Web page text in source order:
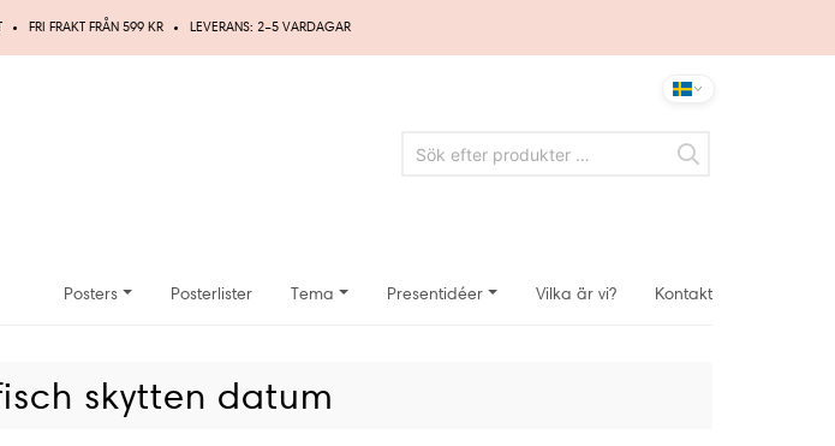
FRI FRAKT FRÅN 599 KR LEVERANS: 2–5 VARDAGAR
Posters Posterlister Tema Presentidéer Vilka är vi? Kontakt
skytten datum